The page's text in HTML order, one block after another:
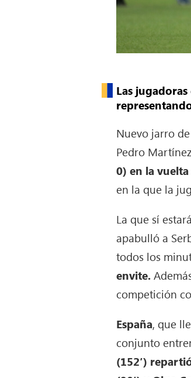
Las
Nuevo jarro
Pedro
0) en la vuelta
en la que la
La que sí
apabulló a
todos los
envite.
competición
España, que
conjunto
(152′)